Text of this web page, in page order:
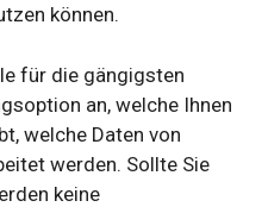
können.
für die gängigsten
an, welche Ihnen
welche Daten von
werden. Sollte Sie
keine